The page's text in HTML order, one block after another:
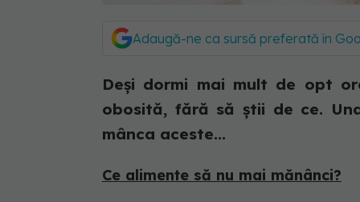
Adaugă-ne ca sursă preferată în
Deși dormi mai mult de opt
obosită, fără să știi de ce.
mânca aceste...
Ce alimente să nu mai mănânci?